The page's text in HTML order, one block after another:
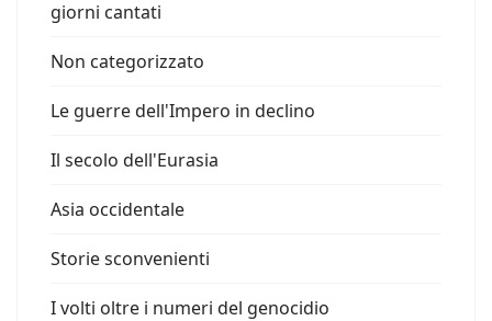
giorni cantati
Non categorizzato
Le guerre dell'Impero in declino
Il secolo dell'Eurasia
Asia occidentale
Storie sconvenienti
I volti oltre i numeri del genocidio